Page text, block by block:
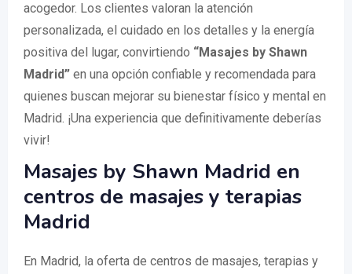
acogedor. Los clientes valoran la atención
personalizada, el cuidado en los detalles y la energía
positiva del lugar, convirtiendo “Masajes by Shawn
Madrid” en una opción confiable y recomendada para
quienes buscan mejorar su bienestar físico y mental en
Madrid. ¡Una experiencia que definitivamente deberías
vivir!
Masajes by Shawn Madrid en
centros de masajes y terapias
Madrid
En Madrid, la oferta de centros de masajes, terapias y